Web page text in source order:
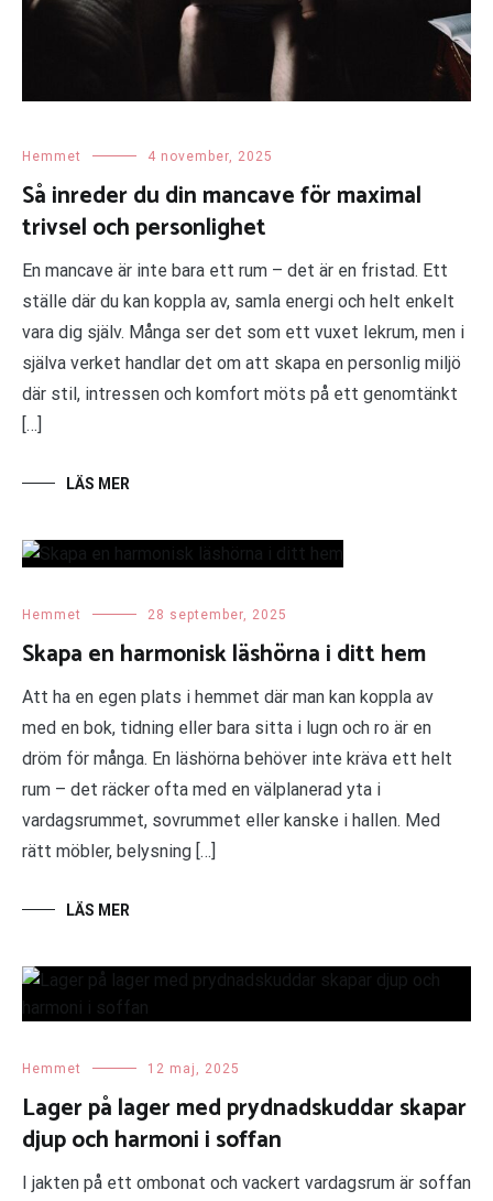
Hemmet 4 november, 2025
Så inreder du din mancave för maximal
trivsel och personlighet
En mancave är inte bara ett rum – det är en fristad. Ett
ställe där du kan koppla av, samla energi och helt enkelt
vara dig själv. Många ser det som ett vuxet lekrum, men i
själva verket handlar det om att skapa en personlig miljö
där stil, intressen och komfort möts på ett genomtänkt
[…]
LÄS MER
Hemmet 28 september, 2025
Skapa en harmonisk läshörna i ditt hem
Att ha en egen plats i hemmet där man kan koppla av
med en bok, tidning eller bara sitta i lugn och ro är en
dröm för många. En läshörna behöver inte kräva ett helt
rum – det räcker ofta med en välplanerad yta i
vardagsrummet, sovrummet eller kanske i hallen. Med
rätt möbler, belysning […]
LÄS MER
Hemmet 12 maj, 2025
Lager på lager med prydnadskuddar skapar
djup och harmoni i soffan
I jakten på ett ombonat och vackert vardagsrum är soffan